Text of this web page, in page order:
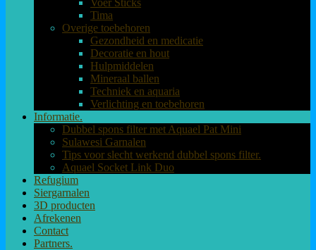
Voer Sticks
Tima
Overige toebehoren
Gezondheid en medicatie
Decoratie en hout
Hulpmiddelen
Mineraal ballen
Techniek en aquaria
Verlichting en toebehoren
Informatie.
Dubbel spons filter met Aquael Pat Mini
Sulawesi Garnalen
Tips voor slecht werkend dubbel spons filter.
Aquael Socket Link Duo
Refugium
Siergarnalen
3D producten
Afrekenen
Contact
Partners.